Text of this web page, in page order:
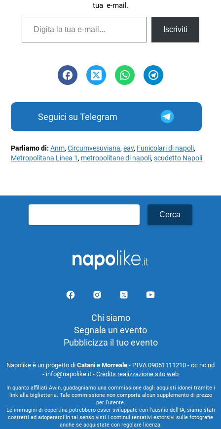
tua e-mail.
Digita la tua e-mail...
Iscriviti
Seguici su Telegram
Parliamo di:Anm,Circumvesuviana,eav, Funicolari di napoli,
Metropolitana Linea 1, metropolitane di napoli,scudetto Napoli
per:
Chi siamo
Segnala un evento
Pubblicizza il tuo evento
Napolike è un progetto di Catani e Morreale - P.IVA 09051111210 - cc nc nd
- info@napolike.it - Credits realizzazione sito web
In quanto affiliati Awin, guadagniamo una commissione dagli acquisti idonei tramite i
link alla biglietteria. Tale commissione non comporta alcun supplemento di prezzo
per l’utente.
Le immagini di copertina potrebbero esser sviluppate con l'ausilio dell'IA, siamo stati
costretti ad adoperarci in tal senso visti i continui tentativi estorsivi sulle fotografie
anche se acquistate con regolare licenza.